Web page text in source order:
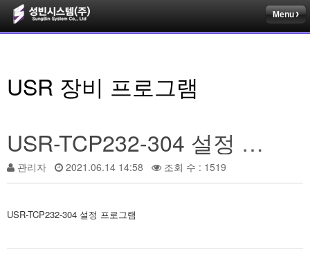
Menu
USR 장비 프로그램
USR-TCP232-304 설정 프로그램
관리자 2021.06.14 14:58 조회 수 : 1519
USR-TCP232-304 설정 프로그램